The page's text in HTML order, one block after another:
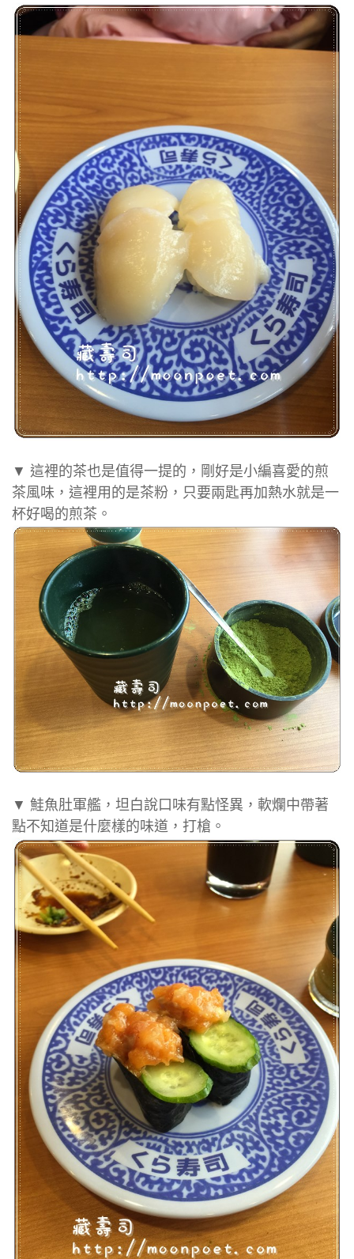
▼ 這裡的茶也是值得一提的，剛好是小編喜愛的煎
茶風味，這裡用的是茶粉，只要兩匙再加熱水就是一
杯好喝的煎茶。
▼ 鮭魚肚軍艦，坦白說口味有點怪異，軟爛中帶著
點不知道是什麼樣的味道，打槍。